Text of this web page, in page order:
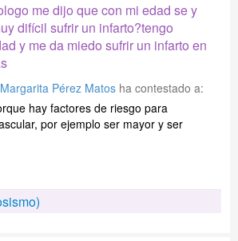
me dijo que con mi edad se y
difícil sufrir un infarto?tengo
y me da miedo sufrir un infarto en
Pérez Matos ha contestado a:
hay factores de riesgo para
por ejemplo ser mayor y ser